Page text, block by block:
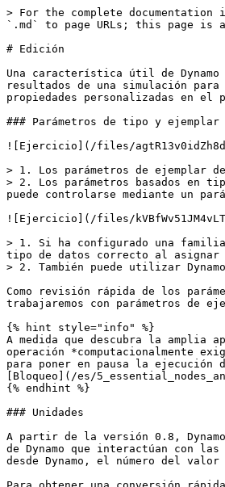
> For the complete
`.md` to page URLs; this page is
# Edición
Una característica útil de
resultados de una simulación
propiedades personalizadas en el
### Parámetros de tipo y ejemplar
![Ejercicio](/files/
> 1. Los parámetros de ejemplar
> 2. Los parámetros basados en
puede controlarse mediante un
![Ejercicio](/files/
> 1. Si ha configurado una
tipo de datos correcto al asignar
> 2. También puede utilizar
Como revisión rápida de los
trabajaremos con parámetros de
{% hint style="info" %}
A medida que descubra la amplia
operación *computacionalmente
para poner en pausa la
[Bloqueo](/es/
{% endhint %}
### Unidades
A partir de la versión 0.8,
de Dynamo que interactúan con
desde Dynamo, el número del